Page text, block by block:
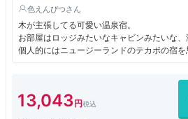
色えんぴつ
木が主張してる可愛い温泉宿。
お部屋はロッジみたいなキャビンみたいな、
個人的にはニュージーランドのテカポの宿を
温泉は露天風呂もありました。
13,043